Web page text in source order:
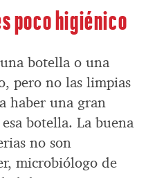
poco higiénico
botella o una
pero no las limpias
haber una gran
botella. La buena
no son
microbiólogo de